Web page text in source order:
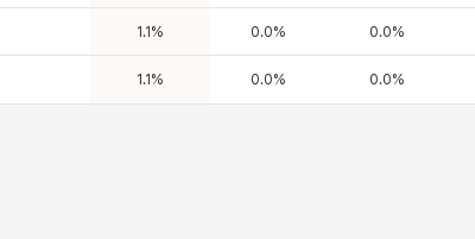
1.1% 0.0% 0.0%
1.1 % 0.0% 0.0%